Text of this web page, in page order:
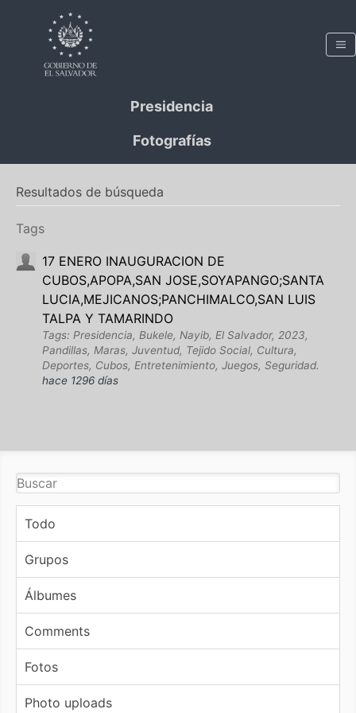
Presidencia
Fotografías
Resultados de búsqueda
Tags
17 ENERO INAUGURACION DE
CUBOS,APOPA,SAN JOSE,SOYAPANGO;SANTA
LUCIA,MEJICANOS;PANCHIMALCO,SAN LUIS
TALPA Y TAMARINDO
Tags: Presidencia, Bukele, Nayib, El Salvador, 2023,
Pandillas, Maras, Juventud, Tejido Social, Cultura,
Deportes, Cubos, Entretenimiento, Juegos, Seguridad.
hace 1296 días
Todo
Grupos
Álbumes
Comments
Fotos
Photo uploads